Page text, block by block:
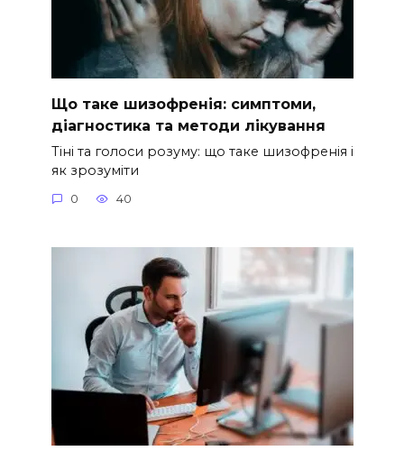
Що таке шизофренія: симптоми,
діагностика та методи лікування
Тіні та голоси розуму: що таке шизофренія і
як зрозуміти
0 40